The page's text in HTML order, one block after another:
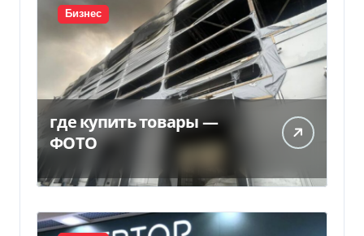
Бизнес
где купить товары —
ФОТО